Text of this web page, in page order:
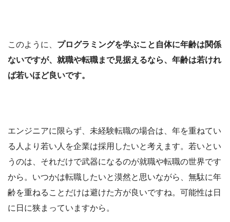
このように、 プログラミングを学ぶこと自体に年齢は関係
ないですが、就職や転職まで見据えるなら、年齢は若けれ
ば若いほど良いです。
エンジニアに限らず、未経験転職の場合は、年を重ねてい
る人より若い人を企業は採用したいと考えます。若いとい
うのは、それだけで武器になるのが就職や転職の世界です
から。いつかは転職したいと漠然と思いながら、無駄に年
齢を重ねることだけは避けた方が良いですね。可能性は日
に日に狭まっていますから。